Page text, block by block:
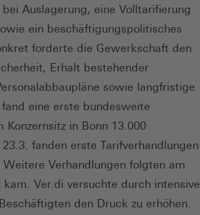
Auslagerung, eine Volltarifierung
ein beschäftigungspolitisches
forderte die Gewerkschaft den
Erhalt bestehender
sowie langfristige
eine erste bundesweite
in Bonn 13.000
fanden erste Tarifverhandlungen
Verhandlungen folgten am
Ver.di versuchte durch intensive
den Druck zu erhöhen.